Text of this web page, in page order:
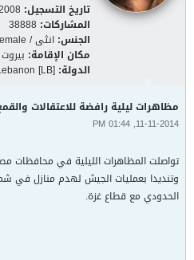
تاريخ التسجيل:
المشاركات: 38888
الجنس: انثى / Female
مكان الإقامة: بيروت
الدولة: [LB]
مظاهرات ليلية رافضة للاعتقالات
11-11-2014, 01:44 PM
تواصلت المظاهرات الليلية في محافظات
وتنديدا بعمليات الجيش لهدم منازل في
الحدودي مع قطاع غزة.